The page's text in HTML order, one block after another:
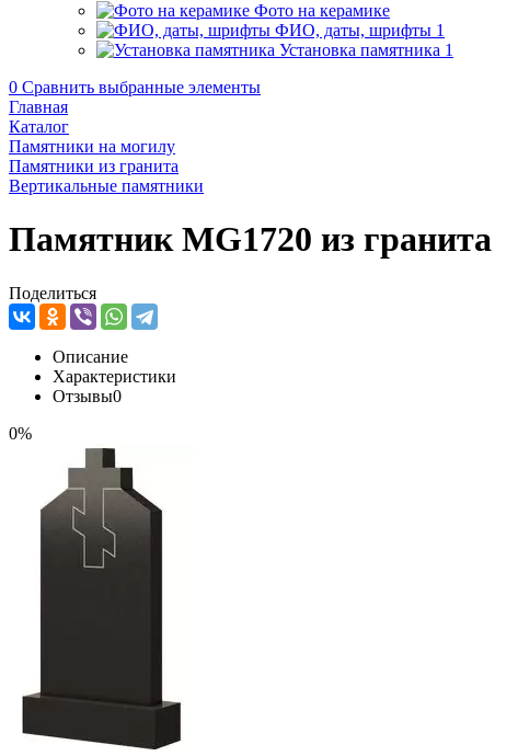
Фото на керамике
ФИО, даты, шрифты 1
Установка памятника 1
0 Сравнить выбранные элементы
Главная
Каталог
Памятники на могилу
Памятники из гранита
Вертикальные памятники
Памятник MG1720 из гранита
Поделиться
Описание
Характеристики
Отзывы0
0%